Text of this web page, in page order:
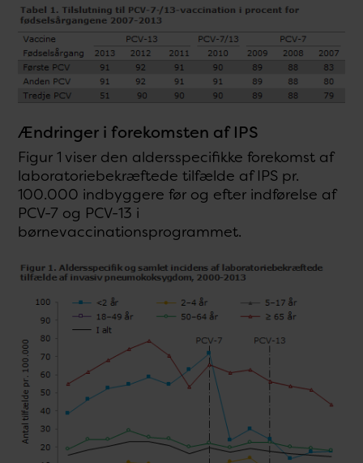
Ændringer i forekomsten af IPS
Figur 1 viser den aldersspecifikke forekomst af
laboratoriebekræftede tilfælde af IPS pr.
100.000 indbyggere før og efter indførelse af
PCV-7 og PCV-13 i
børnevaccinationsprogrammet.